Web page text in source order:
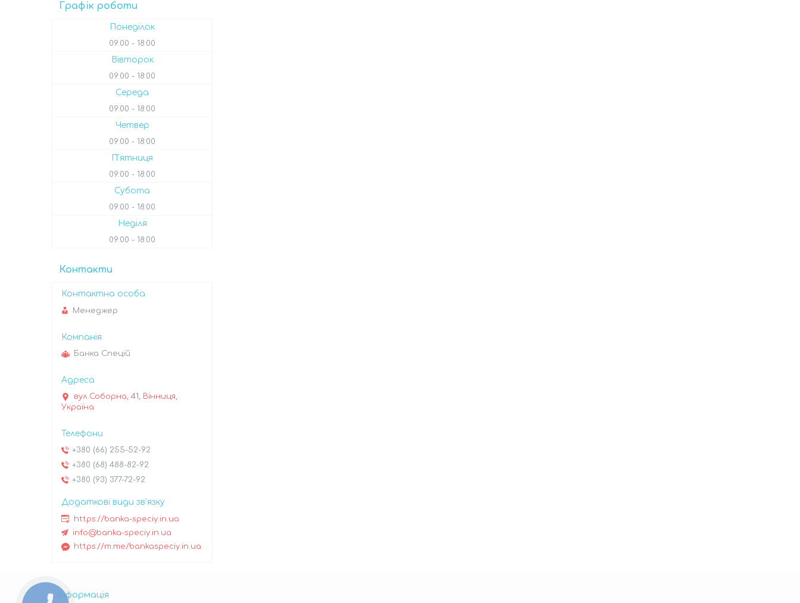
Графік роботи
Понеділок
09:00 18:00
Вівторок
09:00 18:00
Середа
09:00 18:00
Четвер
09:00 18:00
Пʼятниця
09:00 18:00
Субота
09:00 18:00
Неділя
09:00 18:00
Контакти
Менеджер
Банка Спецій
вул.Соборна, 41, Вінниця,
Україна
+380 (66) 255-52-92
+380 (68) 488-82-92
+380 (93) 377-72-92
https://banka-speciy.in.ua
info@banka-speciy.in.ua
https://m.me/bankaspeciy.in.ua
Інформація